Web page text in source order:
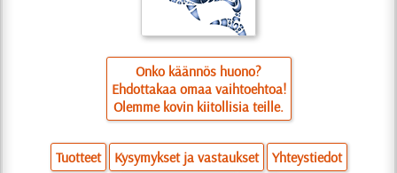
Onko käännös huono?
Ehdottakaa omaa vaihtoehtoa!
Olemme kovin kiitollisia teille.
Tuotteet Kysymykset ja vastaukset Yhteystiedot